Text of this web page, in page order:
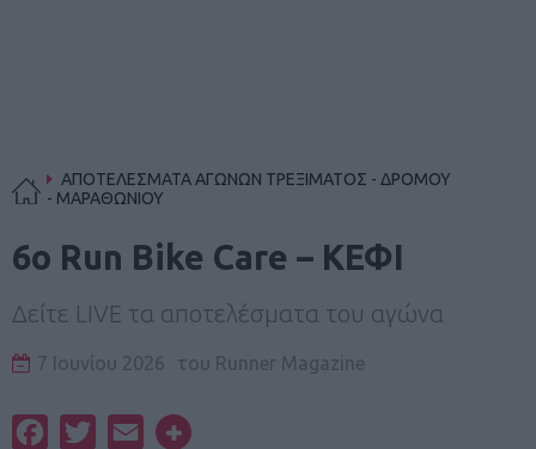
ΑΠΟΤΕΛΕΣΜΑΤΑ ΑΓΩΝΩΝ ΤΡΕΞΙΜΑΤΟΣ - ΔΡΟΜΟΥ
- ΜΑΡΑΘΩΝΙΟΥ
6ο Run Bike Care – ΚΕΦΙ
Δείτε LIVE τα αποτελέσματα του αγώνα
7 Ιουνίου 2026 του Runner Magazine
FacebookTwitterEmail